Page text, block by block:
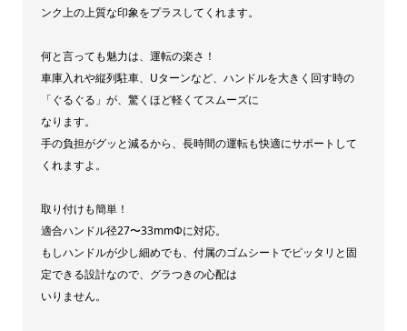
イ
ウ
ラ
リ
レ
ンク上の上質な印象をプラスしてくれます。
何と言っても魅力は、運転の楽さ！
車庫入れや縦列駐車、Uターンなど、ハンドルを大きく回す時の
「ぐるぐる」が、驚くほど軽くてスムーズに
なります。
手の負担がグッと減るから、長時間の運転も快適にサポートして
くれますよ。
取り付けも簡単！
適合ハンドル径27〜33mmΦに対応。
もしハンドルが少し細めでも、付属のゴムシートでピッタリと固
定できる設計なので、グラつきの心配は
いりません。